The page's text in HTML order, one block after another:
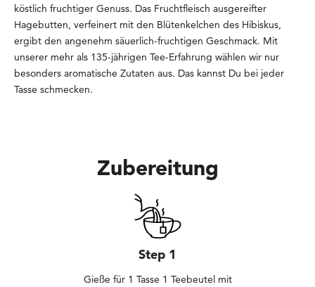
köstlich fruchtiger Genuss. Das Fruchtfleisch ausgereifter
Hagebutten, verfeinert mit den Blütenkelchen des Hibiskus,
ergibt den angenehm säuerlich-fruchtigen Geschmack. Mit
unserer mehr als 135-jährigen Tee-Erfahrung wählen wir nur
besonders aromatische Zutaten aus. Das kannst Du bei jeder
Tasse schmecken.
Zubereitung
Step 1
Gieße für 1 Tasse 1 Teebeutel mit